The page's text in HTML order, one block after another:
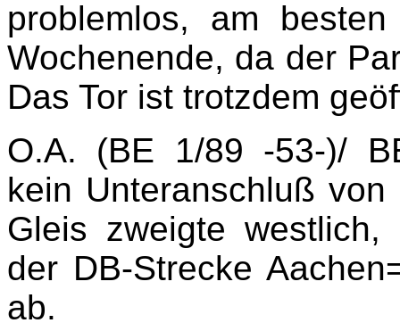
problemlos, am
Wochenende, da der
Das Tor ist trotzdem
O.A. (BE 1/89 -53-)/
kein Unteranschluß
Gleis zweigte
der DB-Strecke
ab.